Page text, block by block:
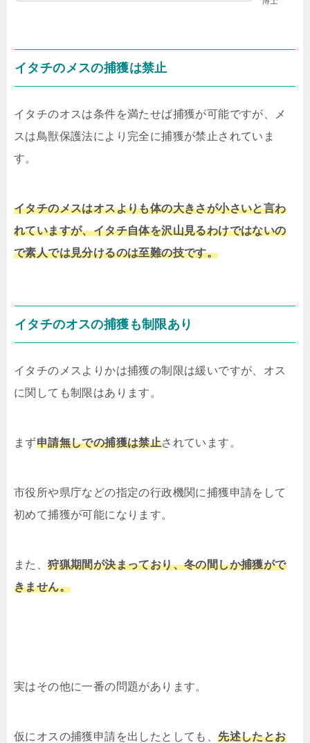
イタチのメスの捕獲は禁止
イタチのオスは条件を満たせば捕獲が可能ですが、メ
スは鳥獣保護法により完全に捕獲が禁止されていま
す。
イタチのメスはオスよりも体の大きさが小さいと言わ
れていますが、イタチ自体を沢山見るわけではないの
で素人では見分けるのは至難の技です。
イタチのオスの捕獲も制限あり
イタチのメスよりかは捕獲の制限は緩いですが、オス
に関しても制限はあります。
まず申請無しでの捕獲は禁止されています。
市役所や県庁などの指定の行政機関に捕獲申請をして
初めて捕獲が可能になります。
また、狩猟期間が決まっており、冬の間しか捕獲がで
きません。
実はその他に一番の問題があります。
仮にオスの捕獲申請を出したとしても、先述したとお